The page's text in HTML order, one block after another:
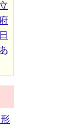
立
府
日
あ